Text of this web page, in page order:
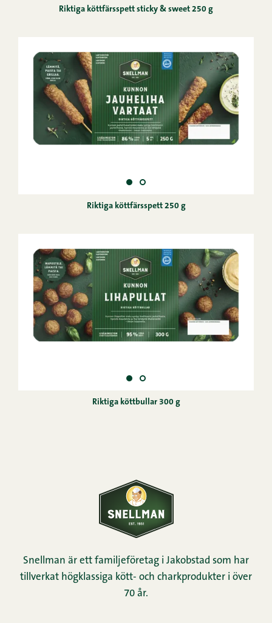
Riktiga köttfärsspett sticky & sweet 250 g
Riktiga köttfärsspett 250 g
Riktiga köttbullar 300 g
Snellman är ett familjeföretag i Jakobstad som har
tillverkat högklassiga kött- och charkprodukter i över
70 år.